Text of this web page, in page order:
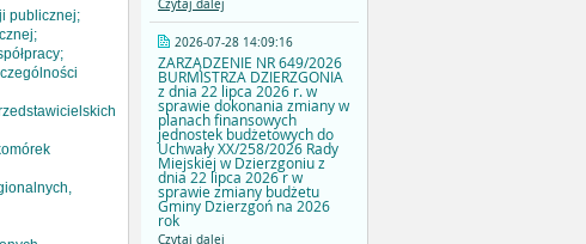
Czytaj dalej
2026-07-28 14:09:16
ZARZĄDZENIE NR 649/2026
BURMISTRZA DZIERZGONIA
z dnia 22 lipca 2026 r. w
sprawie dokonania zmiany w
planach finansowych
jednostek budżetowych do
Uchwały XX/258/2026 Rady
Miejskiej w Dzierzgoniu z
dnia 22 lipca 2026 r w
sprawie zmiany budżetu
Gminy Dzierzgoń na 2026
rok
Czytaj dalej
publicznej;